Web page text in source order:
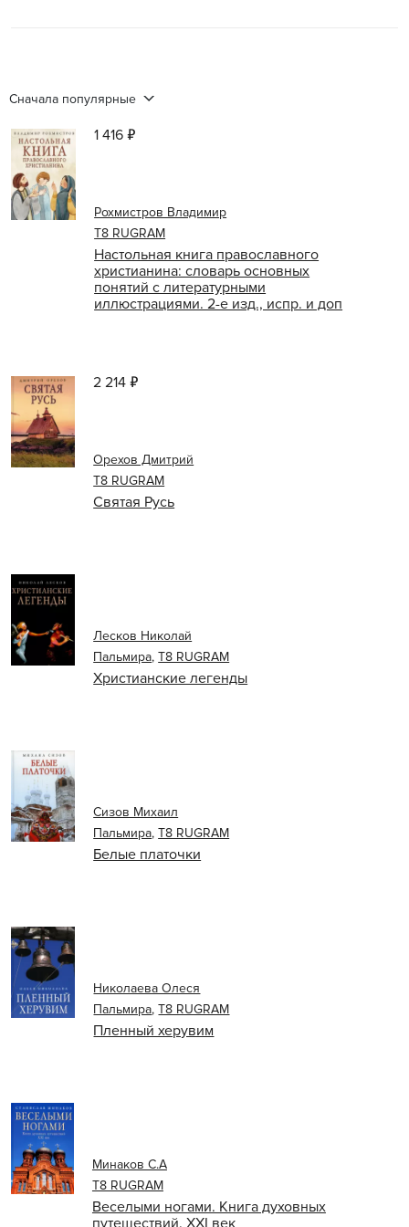
Сначала популярные
Настольная книга православного
христианина: словарь основных
понятий с литературными
иллюстрациями. 2-е изд., испр. и доп
Рохмистров Владимир
Т8 RUGRAM
1 416 ₽
Святая Русь
Орехов Дмитрий
Т8 RUGRAM
2 214 ₽
Христианские легенды
Лесков Николай
Пальмира,Т8 RUGRAM
Белые платочки
Сизов Михаил
Пальмира,Т8 RUGRAM
Пленный херувим
Николаева Олеся
Пальмира,Т8 RUGRAM
Веселыми ногами. Книга духовных
путешествий. XXI век
Минаков С.А
Т8 RUGRAM